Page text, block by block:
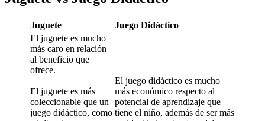
Juguete
Juego Didáctico
El juguete es mucho
más caro en relación
al beneficio que
ofrece.
El juguete es más
coleccionable que un
juego didáctico, como
El juego didáctico es mucho
más económico respecto al
potencial de aprendizaje que
tiene el niño, además de ser más